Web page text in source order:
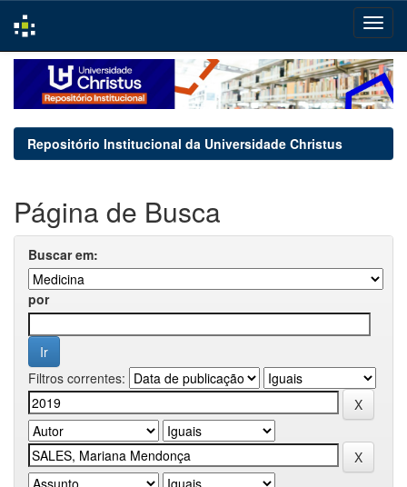
navigation
Repositório Institucional da Universidade Christus
Página de Busca
Buscar em:
por
Filtros correntes: